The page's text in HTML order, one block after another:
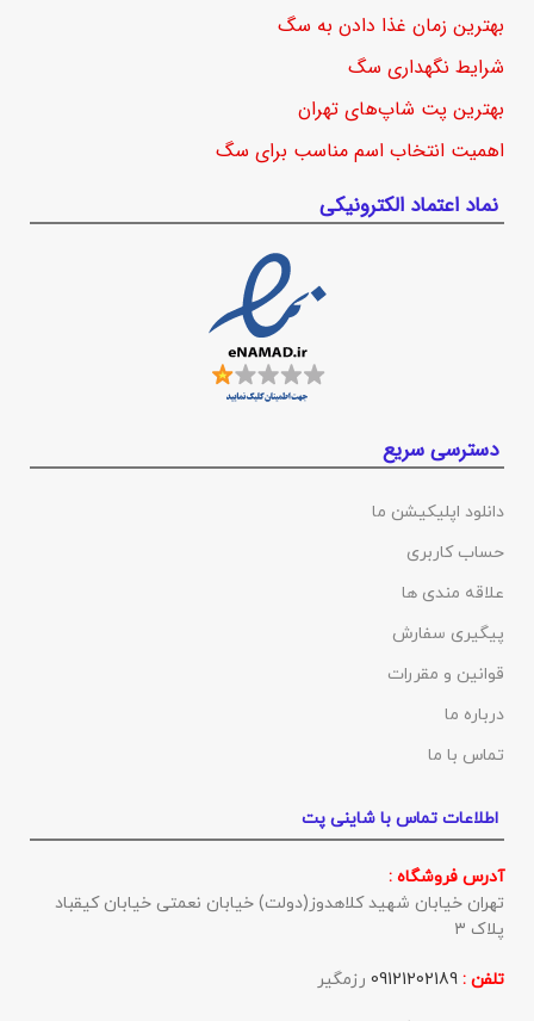
بهترین زمان غذا دادن به سگ
شرایط نگهداری سگ
بهترین پت شاپ‌های تهران
اهمیت انتخاب اسم مناسب برای سگ
نماد اعتماد الکترونیکی
دسترسی سریع
دانلود اپلیکیشن ما
حساب کاربری
علاقه مندی ها
پیگیری سفارش
قوانین و مقررات
درباره ما
تماس با ما
اطلاعات تماس با شاینی پت
آدرس فروشگاه :
تهران خیابان شهید کلاهدوز(دولت) خیابان نعمتی خیابان کیقباد
پلاک ۳
تلفن : 09121202189 رزمگير